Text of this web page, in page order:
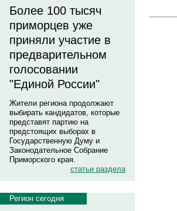
Более 100 тысяч
приморцев уже
приняли участие в
предварительном
голосовании
"Единой России"
Жители региона продолжают
выбирать кандидатов, которые
представят партию на
предстоящих выборах в
Государственную Думу и
Законодательное Собрание
Приморского края.
статьи раздела
Регион сегодня